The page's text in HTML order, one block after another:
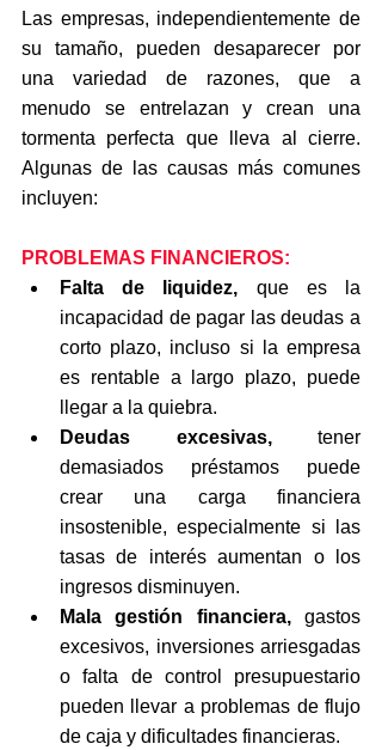
Las empresas, independientemente de
su tamaño, pueden desaparecer por
una variedad de razones, que a
menudo se entrelazan y crean una
tormenta perfecta que lleva al cierre.
Algunas de las causas más comunes
incluyen:
PROBLEMAS FINANCIEROS:
Falta de liquidez, que es la
incapacidad de pagar las deudas a
corto plazo, incluso si la empresa
es rentable a largo plazo, puede
llegar a la quiebra.
Deudas excesivas, tener
demasiados préstamos puede
crear una carga financiera
insostenible, especialmente si las
tasas de interés aumentan o los
ingresos disminuyen.
Mala gestión financiera, gastos
excesivos, inversiones arriesgadas
o falta de control presupuestario
pueden llevar a problemas de flujo
de caja y dificultades financieras.